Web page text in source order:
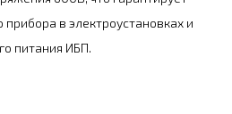
в электроустановках и
питания ИБП.